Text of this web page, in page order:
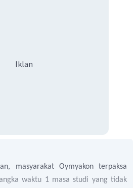
Iklan
masyarakat Oymyakon terpaksa
waktu 1 masa studi yang tidak